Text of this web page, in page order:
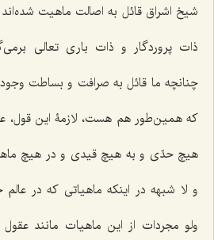
شیخ اشراق قائل به اصالت ماهیت
ذات پروردگار و ذات بارى تعالى
چنانچه ما قائل به صرافت و بساطت
که همین‌طور هم هست، لازمۀ این قول،
هیچ حدّى و به هیچ قیدى و در هیچ
و لا شبهه در اینکه ماهیاتى که در
ولو مجردات از این ماهیات مانند